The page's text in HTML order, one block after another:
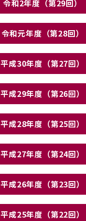
令和2年度（第29回）
令和元年度（第28回）
平成30年度（第27回）
平成29年度（第26回）
平成28年度（第25回）
平成27年度（第24回）
平成26年度（第23回）
平成25年度（第22回）